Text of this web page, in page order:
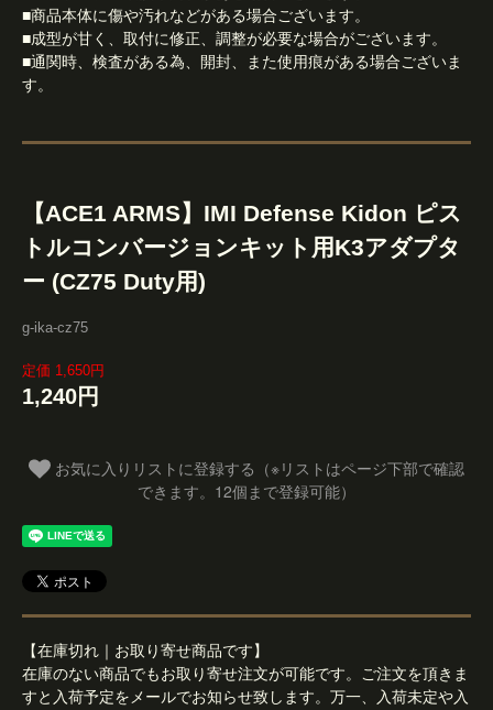
■商品本体に傷や汚れなどがある場合ございます。
■成型が甘く、取付に修正、調整が必要な場合がございます。
■通関時、検査がある為、開封、また使用痕がある場合ございま
す。
【ACE1 ARMS】IMI Defense Kidon ピス
トルコンバージョンキット用K3アダプタ
ー (CZ75 Duty用)
g-ika-cz75
定価 1,650円
1,240円
できます。12個まで登録可能）
【在庫切れ｜お取り寄せ商品です】
在庫のない商品でもお取り寄せ注文が可能です。ご注文を頂きま
すと入荷予定をメールでお知らせ致します。万一、入荷未定や入